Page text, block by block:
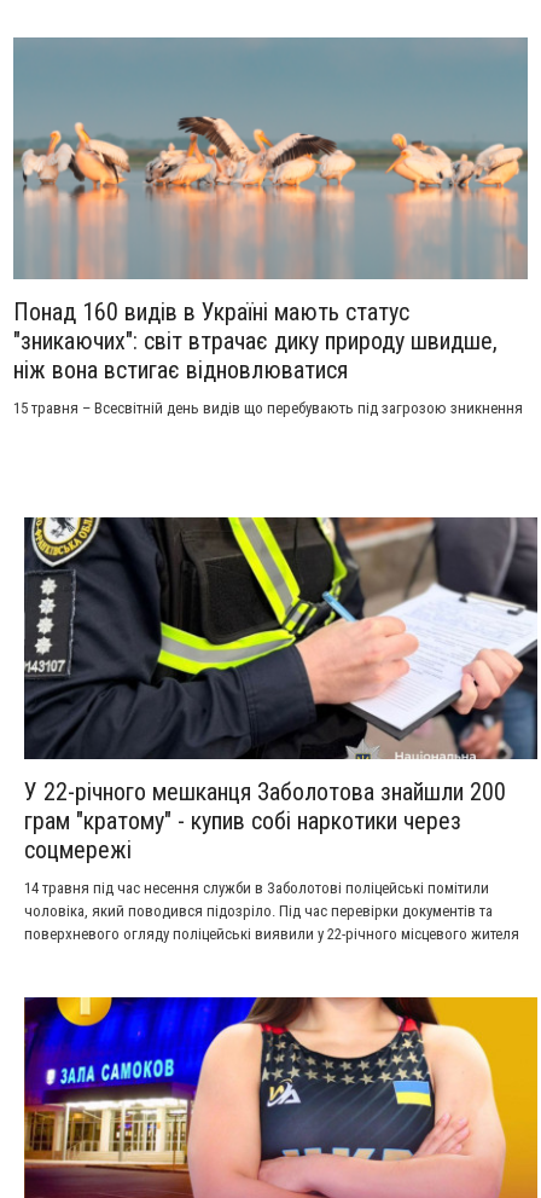
Понад 160 видів в Україні мають статус
"зникаючих": світ втрачає дику природу швидше,
ніж вона встигає відновлюватися
15 травня – Всесвітній день видів що перебувають під загрозою зникнення
У 22-річного мешканця Заболотова знайшли 200
грам "кратому" - купив собі наркотики через
соцмережі
14 травня під час несення служби в Заболотові поліцейські помітили
чоловіка, який поводився підозріло. Під час перевірки документів та
поверхневого огляду поліцейські виявили у 22-річного місцевого жителя